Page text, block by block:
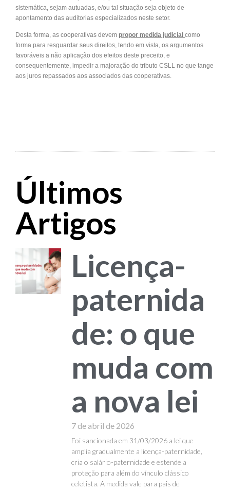
sistemática, sejam autuadas, e/ou tal situação seja objeto de
apontamento das auditorias especializados neste setor.
Desta forma, as cooperativas devem propor medida judicial como
forma para resguardar seus direitos, tendo em vista, os argumentos
favoráveis a não aplicação dos efeitos deste preceito, e
consequentemente, impedir a majoração do tributo CSLL no que tange
aos juros repassados aos associados das cooperativas.
Últimos
Artigos
Licença-
paternida
de: o que
muda com
a nova lei
7 de abril de 2026
Foi sancionada em 31/03/2026 a lei que
amplia gradualmente a licença-paternidade,
cria o salário-paternidade e estende a
proteção para além do vínculo clássico
celetista. A medida vale para pais de